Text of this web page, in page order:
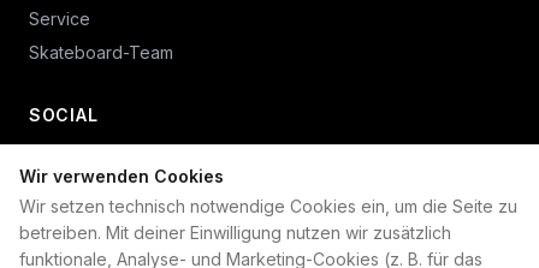
Wir verwenden Cookies
Wir setzen technisch notwendige Cookies ein, um die Seite zu
betreiben. Mit deiner Einwilligung nutzen wir zusätzlich
funktionale, Analyse- und Marketing-Cookies (z. B. für das
Service
Skateboard-Team
SOCIAL
+49 234 687 00 38
shop@plan-b-funsport.de